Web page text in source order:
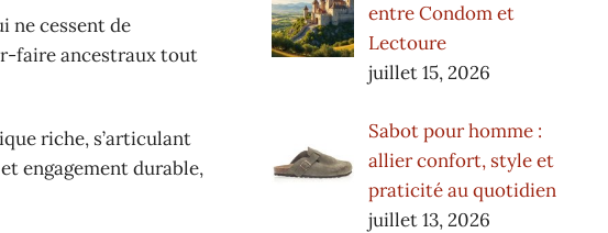
ne cessent de
faire ancestraux tout
riche, s’articulant
engagement durable,
entre Condom et
Lectoure
juillet 15, 2026
Sabot pour homme :
allier confort, style et
praticité au quotidien
juillet 13, 2026